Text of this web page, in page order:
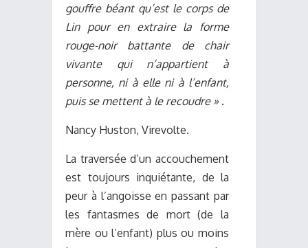
gouffre béant qu’est le corps de
Lin pour en extraire la forme
rouge-noir battante de chair
vivante qui n’appartient à
personne, ni à elle ni à l’enfant,
puis se mettent à le recoudre » .
Nancy Huston, Virevolte.
La traversée d’un accouchement
est toujours inquiétante, de la
peur à l’angoisse en passant par
les fantasmes de mort (de la
mère ou l’enfant) plus ou moins